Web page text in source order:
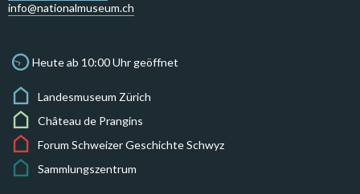
info@nationalmuseum.ch
Heute ab 10:00 Uhr geöffnet
Landesmuseum Zürich
Château de Prangins
Forum Schweizer Geschichte Schwyz
Sammlungszentrum